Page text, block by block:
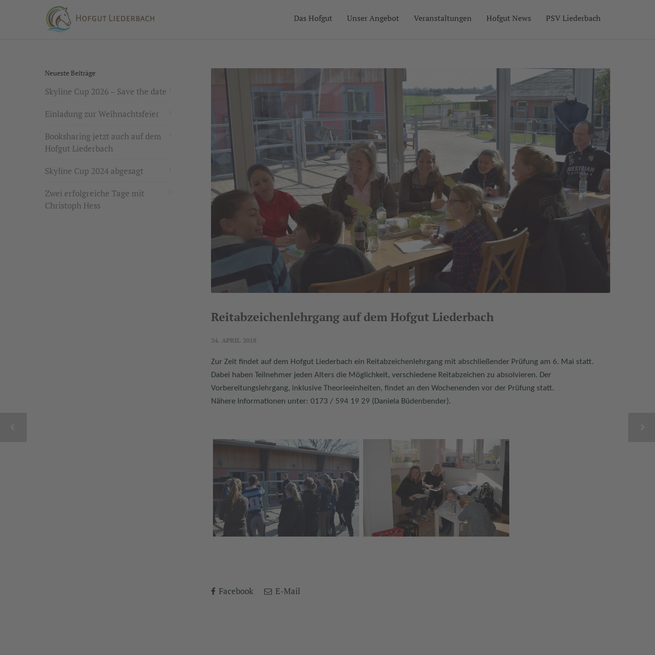
Das Hofgut Unser Angebot Veranstaltungen Hofgut News PSV Liederbach
Reitabzeichenlehrgang auf dem Hofgut Liederbach
24. APRIL 2018
Zur Zeit findet auf dem Hofgut Liederbach ein Reitabzeichenlehrgang mit abschließender Prüfung am 6. Mai statt.
Dabei haben Teilnehmer jeden Alters die Möglichkeit, verschiedene Reitabzeichen zu absolvieren. Der
Vorbereitungslehrgang, inklusive Theorieeinheiten, findet an den Wochenenden vor der Prüfung statt.
Nähere Informationen unter: 0173 / 594 19 29 (Daniela Büdenbender).
Facebook E-Mail
Neueste Beiträge
Skyline Cup 2026 – Save the date
Einladung zur Weihnachtsfeier
Booksharing jetzt auch auf dem
Hofgut Liederbach
Skyline Cup 2024 abgesagt
Zwei erfolgreiche Tage mit
Christoph Hess